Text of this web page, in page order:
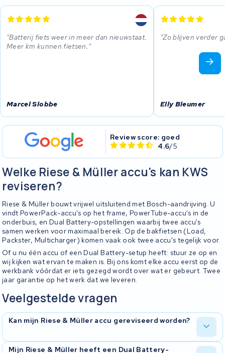
Batterij fiets weer in meer dan nieuwstaat.
Meer km kunnen fietsen.
Marcel Slobbe
Zo blijven verder
Elly Bleumer
Review score: goed
4.6/5
Welke Riese & Müller accu's kan KWS
reviseren?
Riese & Müller bouwt vrijwel uitsluitend met Bosch-aandrijving. U
vindt PowerPack-accu's op het frame, PowerTube-accu's in de
onderbuis, en Dual Battery-opstellingen waarbij twee accu's
samen werken voor maximaal bereik. Op de bakfietsen (Load,
Packster, Multicharger) komen vaak ook twee accu's tegelijk voor.
Of u nu één accu of een Dual Battery-setup heeft: stuur ze op en
wij kijken wat ervan te maken is. Bij ons komt elke accu eerst op de
werkbank vóórdat er iets gezegd wordt over wat er gebeurt. Twee
jaar garantie op het werk dat we leveren.
Veelgestelde vragen
Kan mijn Riese & Müller accu gereviseerd worden?
Ja, Riese & Müller-accu's reviseren we regelmatig. We
Mijn Riese & Müller heeft een Dual Battery-